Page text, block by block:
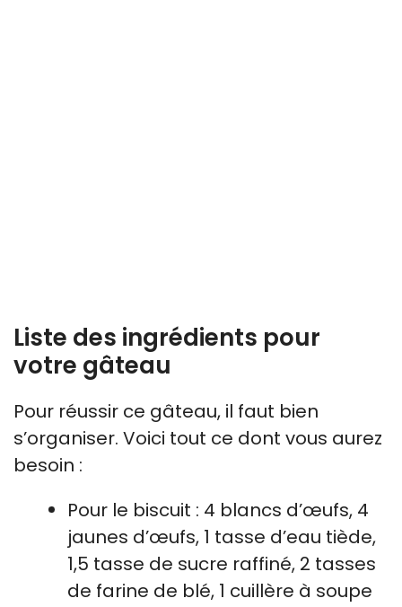
Liste des ingrédients pour
votre gâteau
Pour réussir ce gâteau, il faut bien
s’organiser. Voici tout ce dont vous aurez
besoin :
Pour le biscuit : 4 blancs d’œufs, 4
jaunes d’œufs, 1 tasse d’eau tiède,
1,5 tasse de sucre raffiné, 2 tasses
de farine de blé, 1 cuillère à soupe